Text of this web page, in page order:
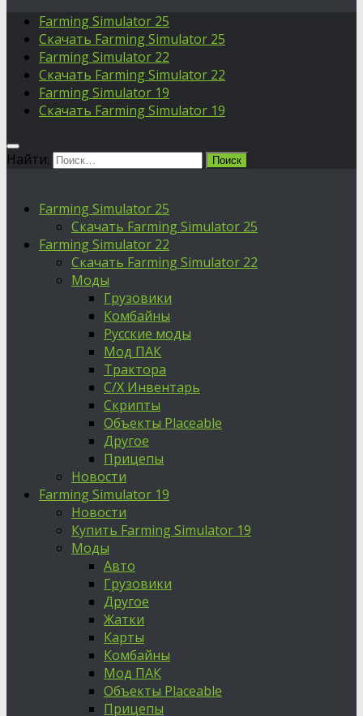
Farming Simulator 25
Скачать Farming Simulator 25
Farming Simulator 22
Скачать Farming Simulator 22
Farming Simulator 19
Скачать Farming Simulator 19
Найти:
Farming Simulator 25
Скачать Farming Simulator 25
Farming Simulator 22
Скачать Farming Simulator 22
Моды
Грузовики
Комбайны
Русские моды
Мод ПАК
Трактора
С/Х Инвентарь
Скрипты
Объекты Placeable
Другое
Прицепы
Новости
Farming Simulator 19
Новости
Купить Farming Simulator 19
Моды
Авто
Грузовики
Другое
Жатки
Карты
Комбайны
Мод ПАК
Объекты Placeable
Прицепы